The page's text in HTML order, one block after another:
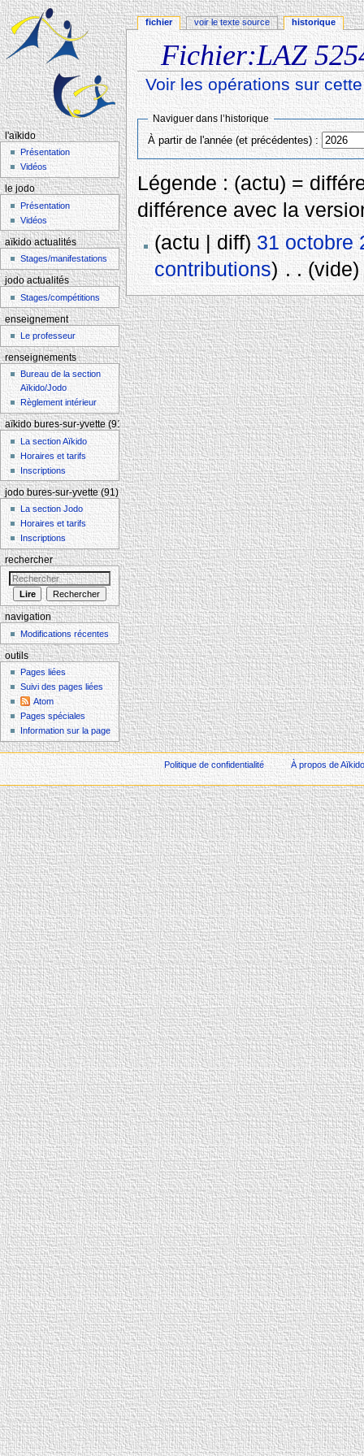
Fichier:LAZ
Voir les opérations sur
Aller à : navigation ,rechercher
Naviguer dans l’historique
À partir de l'année (et précédentes) :
Légende : (actu) =
différence avec la
(actu | diff) 31 octobre
contributions)‎. . (vide)
fichier voir le texte source historique
l'aïkido
Présentation
Vidéos
le jodo
Présentation
Vidéos
aïkido actualités
Stages/manifestations
jodo actualités
Stages/compétitions
enseignement
Le professeur
renseignements
Bureau de la section
Aïkido/Jodo
Règlement intérieur
aïkido bures-sur-yvette (91)
La section Aïkido
Horaires et tarifs
Inscriptions
jodo bures-sur-yvette (91)
La section Jodo
Horaires et tarifs
Inscriptions
rechercher
navigation
Modifications récentes
outils
Pages liées
Suivi des pages liées
Atom
Pages spéciales
Information sur la page
Politique de confidentialité À propos de